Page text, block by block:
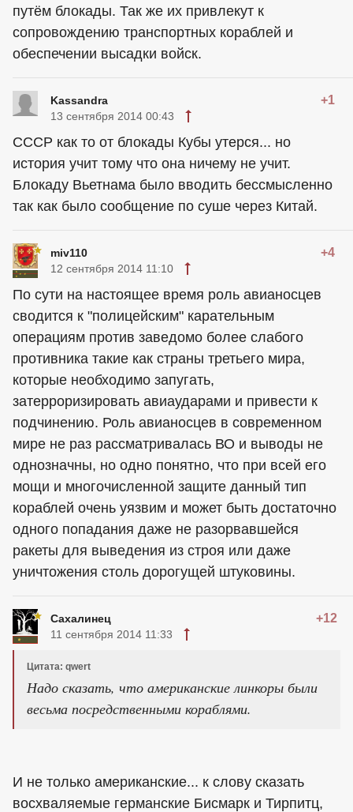
путём блокады. Так же их привлекут к
сопровождению транспортных кораблей и
обеспечении высадки войск.
Kassandra +1
13 сентября 2014 00:43
СССР как то от блокады Кубы утерся... но
история учит тому что она ничему не учит.
Блокаду Вьетнама было вводить бессмысленно
так как было сообщение по суше через Китай.
miv110 +4
12 сентября 2014 11:10
По сути на настоящее время роль авианосцев
сводится к "полицейским" карательным
операциям против заведомо более слабого
противника такие как страны третьего мира,
которые необходимо запугать,
затерроризировать авиаударами и привести к
подчинению. Роль авианосцев в современном
мире не раз рассматривалась ВО и выводы не
однозначны, но одно понятно, что при всей его
мощи и многочисленной защите данный тип
кораблей очень уязвим и может быть достаточно
одного попадания даже не разорвавшейся
ракеты для выведения из строя или даже
уничтожения столь дорогущей штуковины.
Сахалинец +12
11 сентября 2014 11:33
Цитата: qwert
Надо сказать, что американские линкоры были
весьма посредственными кораблями.
И не только американские... к слову сказать
восхваляемые германские Бисмарк и Тирпитц,